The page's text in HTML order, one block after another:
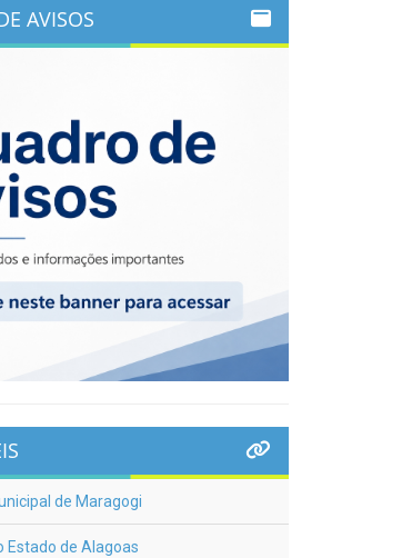
AVISOS
de Maragogi
Estado de Alagoas